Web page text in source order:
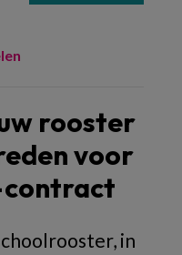
rooster
voor
contract
in